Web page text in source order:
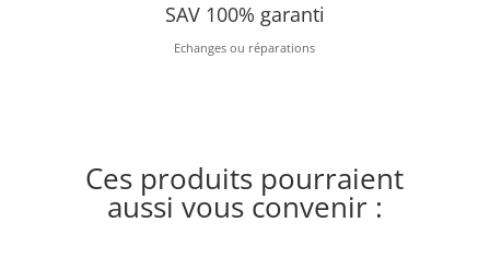
SAV 100% garanti
Echanges ou réparations
Ces produits pourraient
aussi vous convenir :